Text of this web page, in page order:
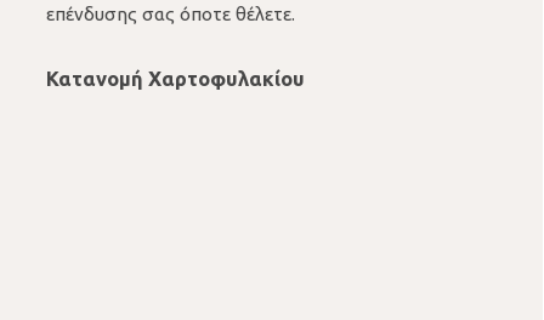
επένδυσης σας όποτε θέλετε.
Κατανομή Χαρτοφυλακίου